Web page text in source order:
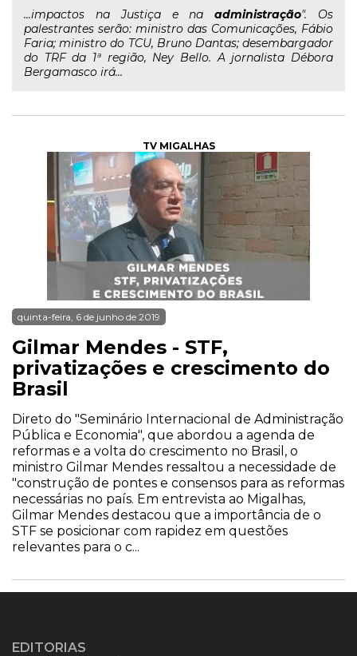
...impactos na Justiça e naadministração". Os
palestrantes serão: ministro das Comunicações, Fábio
Faria; ministro do TCU, Bruno Dantas; desembargador
do TRF da 1ª região, Ney Bello. A jornalista Débora
Bergamasco irá...
TV MIGALHAS
quinta-feira, 6 de junho de 2019
Gilmar Mendes - STF,
privatizações e crescimento do
Brasil
Direto do "Seminário Internacional de Administração
Pública e Economia", que abordou a agenda de
reformas e a volta do crescimento no Brasil, o
ministro Gilmar Mendes ressaltou a necessidade de
"construção de pontes e consensos para as reformas
necessárias no país. Em entrevista ao Migalhas,
Gilmar Mendes destacou que a importância de o
STF se posicionar com rapidez em questões
relevantes para o c...
EDITORIAS